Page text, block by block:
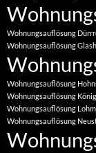
Wohnungsauflösung
Wohnungsauflösung
Wohnungsauflösung
Wohnungsauflösung
Wohnungsauflösung
Wohnungsauflösung